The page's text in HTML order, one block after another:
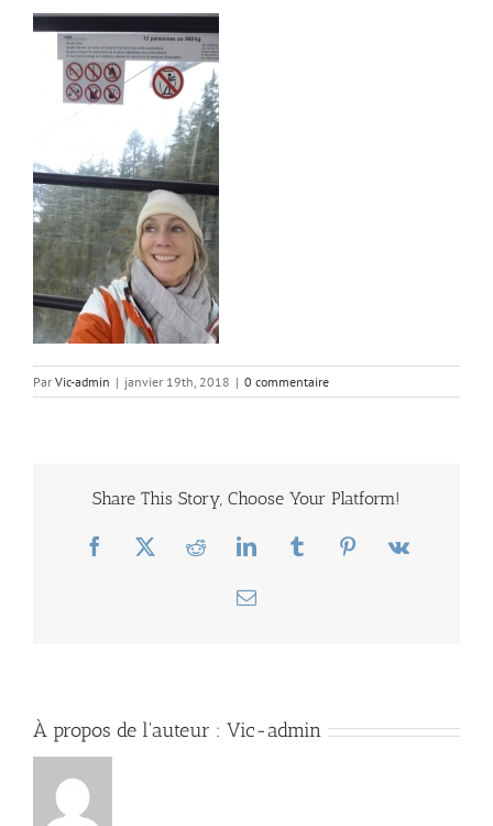
Par Vic-admin | janvier 19th, 2018 | 0 commentaire
Share This Story, Choose Your Platform!
Facebook
X RedditLinkedInTumblrPinterest
Vk
Email
À propos de l'auteur : Vic-admin